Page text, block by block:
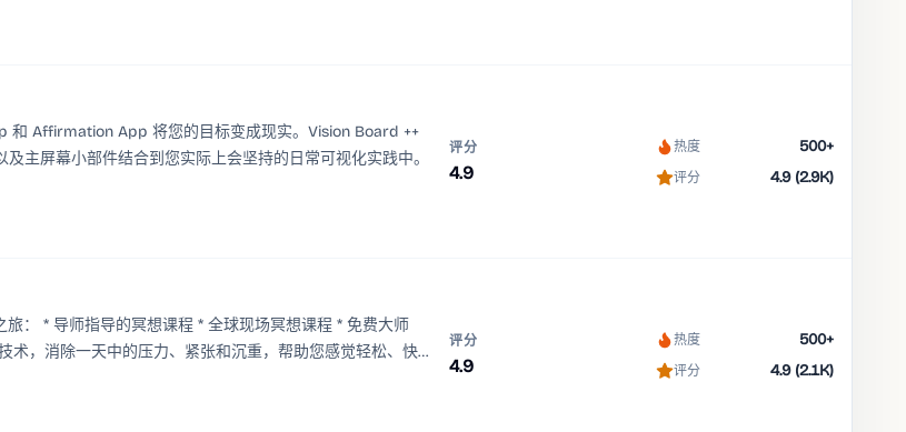
Affirmation App 将您的目标变成现实。Vision Board ++
主屏幕小部件结合到您实际上会坚持的日常可视化实践中。
评分
4.9
热度 500+
评分 4.9 (2.9K)
： * 导师指导的冥想课程 * 全球现场冥想课程 * 免费大师
术，消除一天中的压力、紧张和沉重，帮助您感觉轻松、快
目标设定、提醒、冥想计时器和日记功能，让冥想成为一种
评分
4.9
热度 500+
评分 4.9 (2.1K)